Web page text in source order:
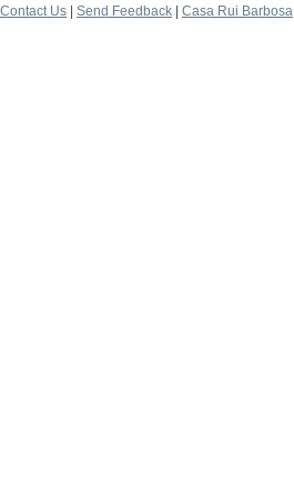
Contact Us
Send Feedback Casa Rui Barbosa